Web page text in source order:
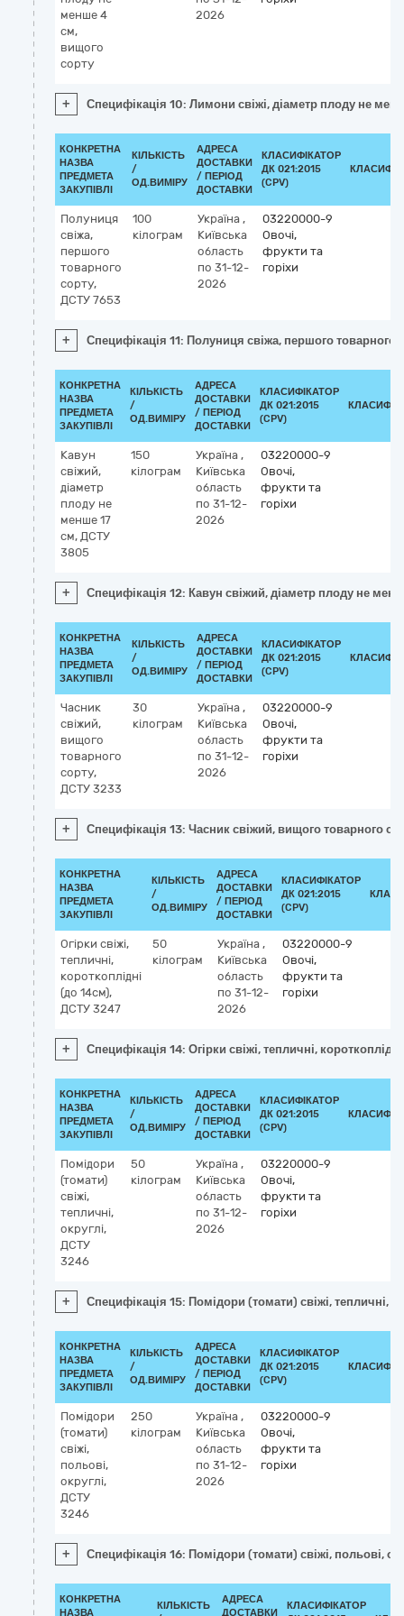
менше 4
см,
вищого
сорту
2026
+ Специфікація 10: Лимони свіжі, діаметр плоду не
КОНКРЕТНА
НАЗВА
ПРЕДМЕТА
ЗАКУПІВЛІ
КІЛЬКІСТЬ
/
ОД.ВИМІРУ
АДРЕСА
ДОСТАВКИ
/ ПЕРІОД
ДОСТАВКИ
КЛАСИФІКАТОР
ДК 021:2015
(CPV)
Полуниця
свіжа,
першого
товарного
сорту,
ДСТУ 7653
100
кілограм
Україна ,
Київська
область
по 31-12-
2026
03220000-9
Овочі,
фрукти та
горіхи
+ Специфікація 11: Полуниця свіжа, першого товарного
КОНКРЕТНА
НАЗВА
ПРЕДМЕТА
ЗАКУПІВЛІ
КІЛЬКІСТЬ
/
ОД.ВИМІРУ
АДРЕСА
ДОСТАВКИ
/ ПЕРІОД
ДОСТАВКИ
КЛАСИФІКАТОР
ДК 021:2015
(CPV)
Кавун
свіжий,
діаметр
плоду не
менше 17
см, ДСТУ
3805
150
кілограм
Україна ,
Київська
область
по 31-12-
2026
03220000-9
Овочі,
фрукти та
горіхи
+ Специфікація 12: Кавун свіжий, діаметр плоду не
КОНКРЕТНА
НАЗВА
ПРЕДМЕТА
ЗАКУПІВЛІ
КІЛЬКІСТЬ
/
ОД.ВИМІРУ
АДРЕСА
ДОСТАВКИ
/ ПЕРІОД
ДОСТАВКИ
КЛАСИФІКАТОР
ДК 021:2015
(CPV)
Часник
свіжий,
вищого
товарного
сорту,
ДСТУ 3233
30
кілограм
Україна ,
Київська
область
по 31-12-
2026
03220000-9
Овочі,
фрукти та
горіхи
+ Специфікація 13: Часник свіжий, вищого товарного
КОНКРЕТНА
НАЗВА
ПРЕДМЕТА
ЗАКУПІВЛІ
КІЛЬКІСТЬ
/
ОД.ВИМІРУ
АДРЕСА
ДОСТАВКИ
/ ПЕРІОД
ДОСТАВКИ
КЛАСИФІКАТОР
ДК 021:2015
(CPV)
Огірки свіжі,
тепличні,
короткоплідні
(до 14см),
ДСТУ 3247
50
кілограм
Україна ,
Київська
область
по 31-12-
2026
03220000-9
Овочі,
фрукти та
горіхи
+ Специфікація 14: Огірки свіжі, тепличні,
КОНКРЕТНА
НАЗВА
ПРЕДМЕТА
ЗАКУПІВЛІ
КІЛЬКІСТЬ
/
ОД.ВИМІРУ
АДРЕСА
ДОСТАВКИ
/ ПЕРІОД
ДОСТАВКИ
КЛАСИФІКАТОР
ДК 021:2015
(CPV)
Помідори
(томати)
свіжі,
тепличні,
округлі,
ДСТУ
3246
50
кілограм
Україна ,
Київська
область
по 31-12-
2026
03220000-9
Овочі,
фрукти та
горіхи
+ Специфікація 15: Помідори (томати) свіжі, тепличні,
КОНКРЕТНА
НАЗВА
ПРЕДМЕТА
ЗАКУПІВЛІ
КІЛЬКІСТЬ
/
ОД.ВИМІРУ
АДРЕСА
ДОСТАВКИ
/ ПЕРІОД
ДОСТАВКИ
КЛАСИФІКАТОР
ДК 021:2015
(CPV)
Помідори
(томати)
свіжі,
польові,
округлі,
ДСТУ
3246
250
кілограм
Україна ,
Київська
область
по 31-12-
2026
03220000-9
Овочі,
фрукти та
горіхи
+ Специфікація 16: Помідори (томати) свіжі, польові,
КОНКРЕТНА
НАЗВА
КІЛЬКІСТЬ
АДРЕСА
ДОСТАВКИ
КЛАСИФІКАТОР